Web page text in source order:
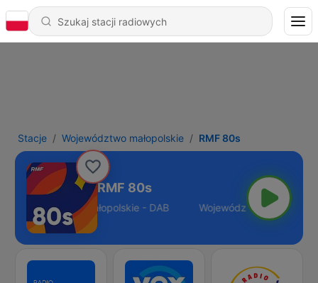
Stacje Województwo małopolskie RMF 80s
RMF 80s
Województwo małopolskie - DAB